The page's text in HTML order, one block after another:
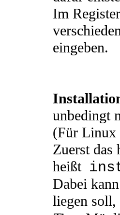
Im
eingeben.
unbedingt
(Für Linux
Zuerst das
heißt
Dabei
liegen soll,